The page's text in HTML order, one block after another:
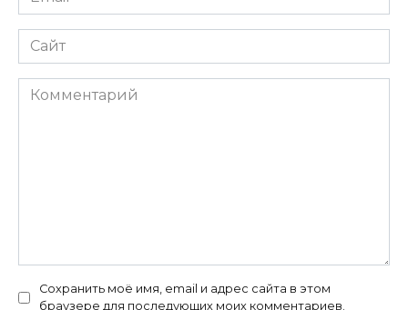
*
Сайт
Комментарий
Сохранить моё имя, email и адрес сайта в этом
браузере для последующих моих комментариев.